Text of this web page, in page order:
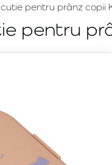
pentru
pentru prânz copii